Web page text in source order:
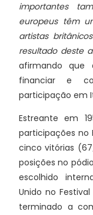
importantes
europeus têm
artistas
resultado deste
afirmando que
financiar e
participação em
Estreante em
participações no
cinco vitórias
posições no
escolhido
Unido no
terminado a